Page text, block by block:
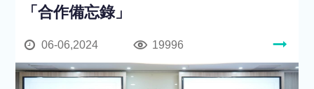
「合作備忘錄」
06-06,2024 19996